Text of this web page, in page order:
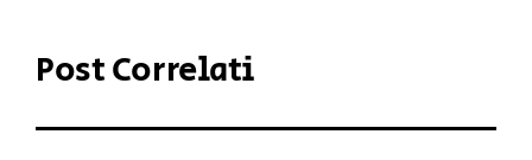
Post Correlati